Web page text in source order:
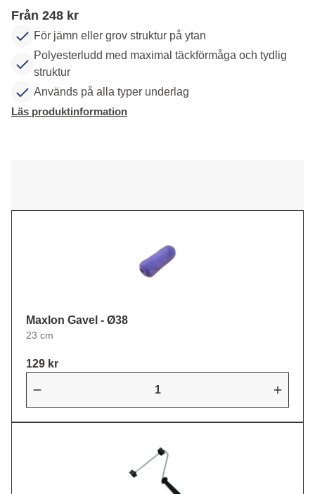
Från 248 kr
För jämn eller grov struktur på ytan
Polyesterludd med maximal täckförmåga och tydlig
struktur
Används på alla typer underlag
Läs produktinformation
Maxlon Gavel - Ø38
23 cm
129 kr